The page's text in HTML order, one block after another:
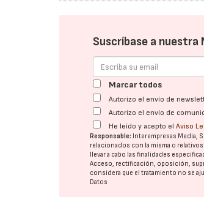
Suscríbase a
Marcar todos
Autorizo el envío de
Autorizo el envío de
He leído y acepto elAviso
Responsable: Interempresas Media,
relacionados con la misma o
llevar a cabo las finalidades
Acceso, rectificación, oposición,
considera que el tratamiento no se
Datos